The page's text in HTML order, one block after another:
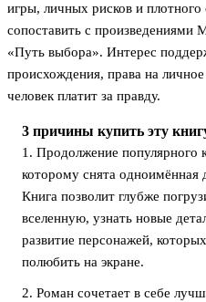
игры, личных рисков и
сопоставить с
«Путь выбора». Интерес
происхождения, права на
человек платит за правду.
3 причины купить эту
1. Продолжение популярного
которому снята одноимённая
Книга позволит глубже
вселенную, узнать новые
развитие персонажей,
полюбить на экране.
2. Роман сочетает в себе